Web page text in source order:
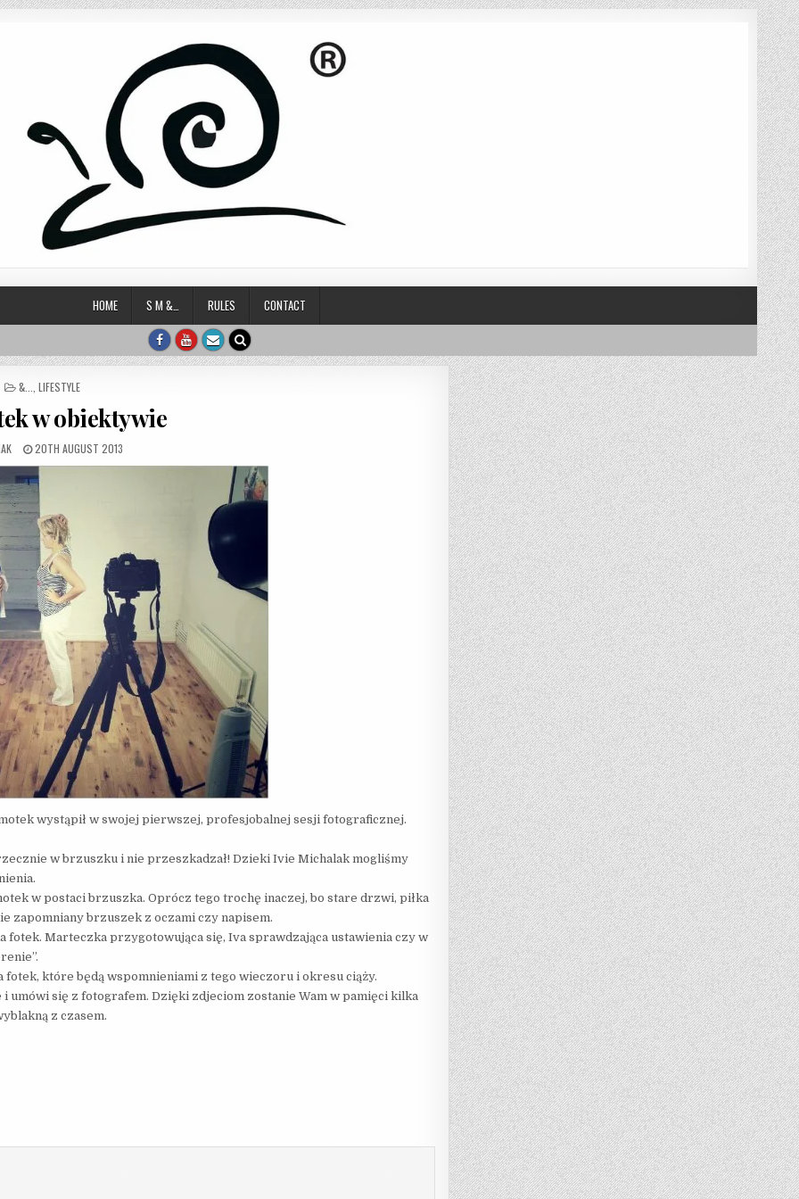
HOME S M &… RULES CONTACT
POSTED IN
&... LIFESTYLE
w obiektywie
PUBLISHED DATE:
20TH AUGUST 2013
wystąpił w swojej pierwszej, profesjobalnej sesji fotograficznej.
w brzuszku i nie przeszkadzał! Dzieki Ivie Michalak mogliśmy
w postaci brzuszka. Oprócz tego trochę inaczej, bo stare drzwi, piłka
zapomniany brzuszek z oczami czy napisem.
fotek. Marteczka przygotowująca się, Iva sprawdzająca ustawienia czy w
które będą wspomnieniami z tego wieczoru i okresu ciąży.
umówi się z fotografem. Dzięki zdjeciom zostanie Wam w pamięci kilka
z czasem.